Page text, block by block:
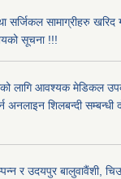
सामाग्रीहरु खरिद
सूचना !!!
लागि आवश्यक मेडिकल
अनलाइन शिलबन्दी
र उदयपुर बालुवावैंशी,